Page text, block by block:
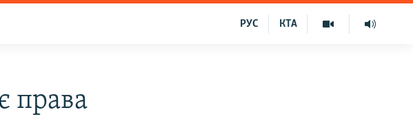
КТА
РУС
права